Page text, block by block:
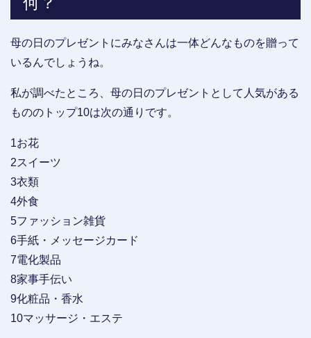
母の日のプレゼントにみなさんは一体どんなものを贈って
いるんでしょうね。
私が調べたところ、母の日のプレゼントとして人気がある
もののトップ10は次の通りです。
1お花
2スイーツ
3衣類
4外食
5ファッション雑貨
6手紙・メッセージカード
7電化製品
8家事手伝い
9化粧品・香水
10マッサージ・エステ